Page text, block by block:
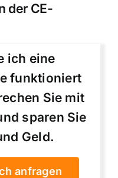
der CE-
ich eine
funktioniert
Sie mit
sparen Sie
Geld.
anfragen